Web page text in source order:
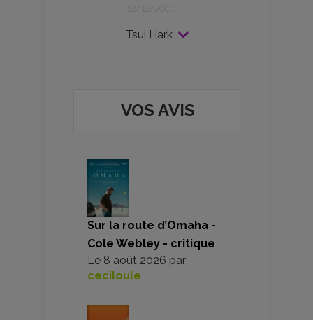
12/12/2001
Tsui Hark
VOS AVIS
Sur la route d’Omaha -
Cole Webley - critique
Le 8 août 2026 par
ceciloule